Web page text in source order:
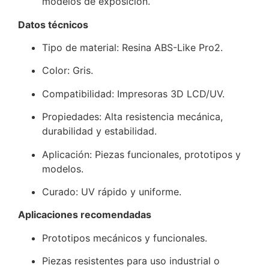
Datos técnicos
Tipo de material: Resina ABS-Like Pro2.
Color: Gris.
Compatibilidad: Impresoras 3D LCD/UV.
Propiedades: Alta resistencia mecánica,
durabilidad y estabilidad.
Aplicación: Piezas funcionales, prototipos y
modelos.
Curado: UV rápido y uniforme.
Aplicaciones recomendadas
Prototipos mecánicos y funcionales.
Piezas resistentes para uso industrial o